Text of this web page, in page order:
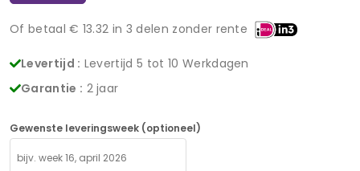
Of betaal € 13.32 in 3 delen zonder rente
Levertijd : Levertijd 5 tot 10 Werkdagen
Garantie : 2 jaar
Gewenste leveringsweek (optioneel)